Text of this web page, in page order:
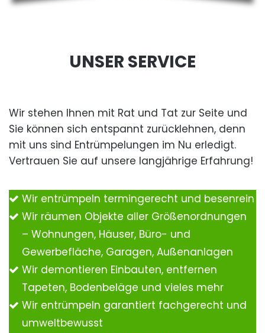
UNSER SERVICE
Wir stehen Ihnen mit Rat und Tat zur Seite und
Sie können sich entspannt zurücklehnen, denn
mit uns sind Entrümpelungen im Nu erledigt.
Vertrauen Sie auf unsere langjährige Erfahrung!
Wir entrümpeln termingerecht und besenrein
Wir räumen Objekte aller Größenordnungen
– Wohnungen, Häuser, Büro- und
Gewerbefläche, Garagen, Außenanlagen
Wir demontieren Einbauten, entfernen
Tapeten, Bodenbeläge und vieles mehr
Wir entrümpeln garantiert fachgerecht und
umweltbewusst